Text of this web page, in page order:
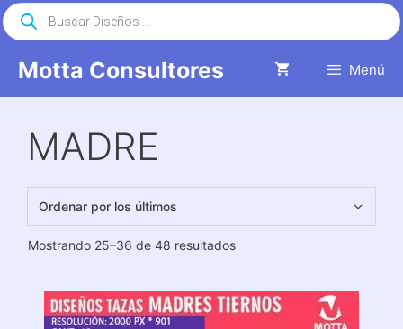
Saltar
al
Motta Consultores Menú
Búsqueda
de
productos
MADRE
Mostrando 25–36 de 48 resultadosOrdenado
últimos